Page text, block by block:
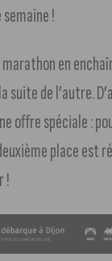
!
en
suite de l’autre.
offre spéciale :
place est
!